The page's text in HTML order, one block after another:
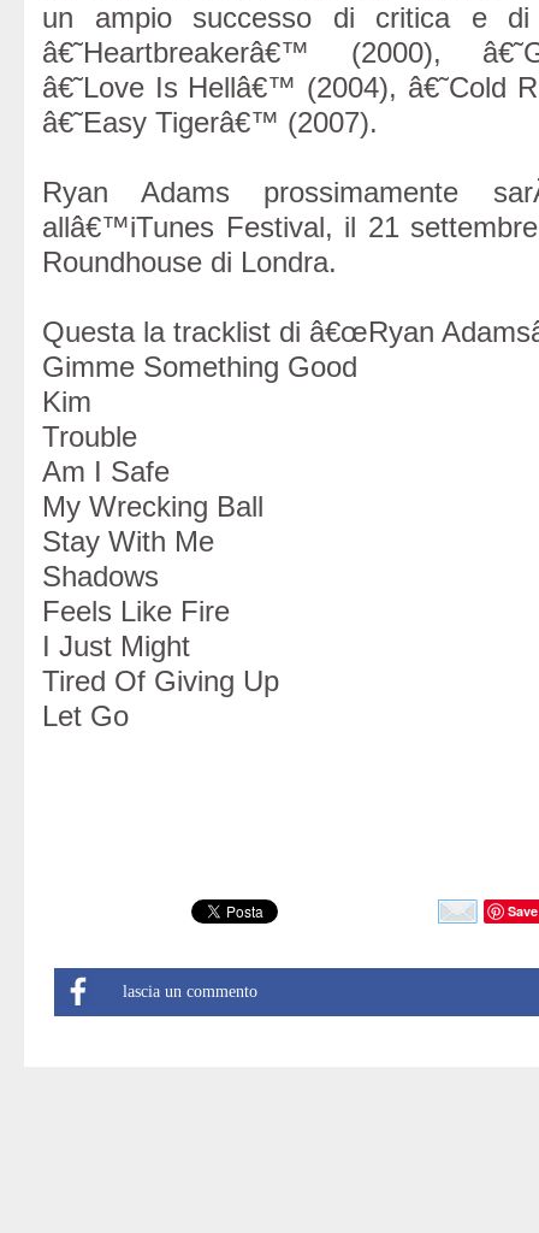
un ampio successo di critica e
â€˜Heartbreakerâ€™ (2000),
â€˜Love Is Hellâ€™ (2004), â€˜Cold
â€˜Easy Tigerâ€™ (2007).
Ryan Adams prossimamente
allâ€™iTunes Festival, il 21
Roundhouse di Londra.
Questa la tracklist di â€œRyan
Gimme Something Good
Kim
Trouble
Am I Safe
My Wrecking Ball
Stay With Me
Shadows
Feels Like Fire
I Just Might
Tired Of Giving Up
Let Go
Save
lascia un commento